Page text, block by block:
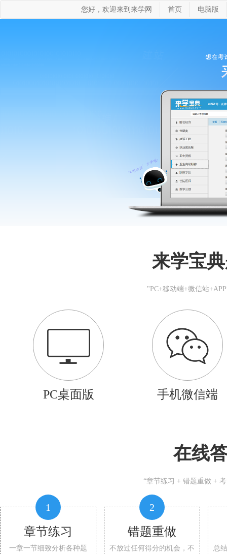
您好，欢迎来到来学网 首页 电脑版
来学宝
"PC+移动端+微信站
PC桌面版 手机微信端
在线
“章节练习 + 错题重做 +
1
章节练习
一章一节细致分析各种题
2
错题重做
不放过任何得分的机会，不
总